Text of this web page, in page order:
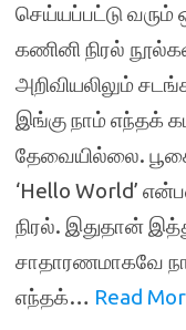
செய்யப்பட்டு வரும்
கணினி நிரல்
அறிவியலிலும்
இங்கு நாம் எந்தக்
தேவையில்லை.
‘Hello World’
நிரல். இதுதான்
சாதாரணமாகவே
எந்தக்… Read